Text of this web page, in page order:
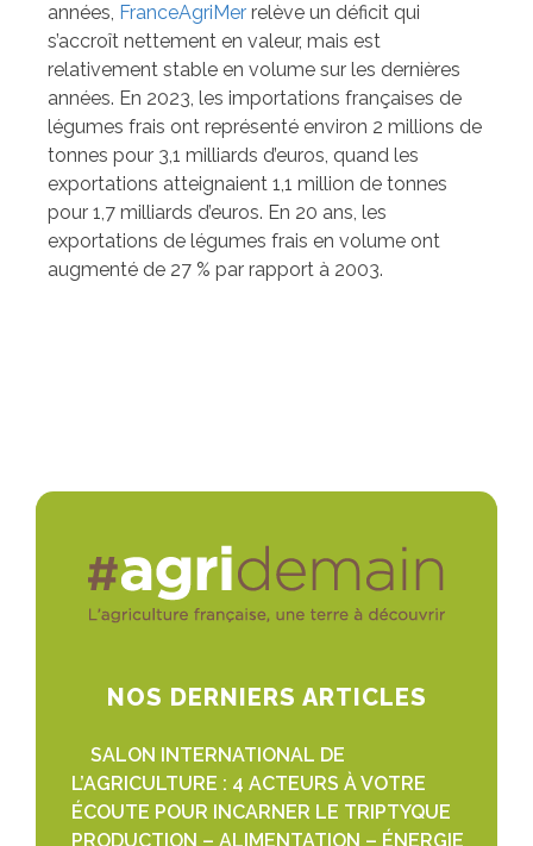
années, FranceAgriMer relève un déficit qui
s’accroît nettement en valeur, mais est
relativement stable en volume sur les dernières
années. En 2023, les importations françaises de
légumes frais ont représenté environ 2 millions de
tonnes pour 3,1 milliards d’euros, quand les
exportations atteignaient 1,1 million de tonnes
pour 1,7 milliards d’euros. En 20 ans, les
exportations de légumes frais en volume ont
augmenté de 27 % par rapport à 2003.
NOS DERNIERS ARTICLES
SALON INTERNATIONAL DE
L’AGRICULTURE : 4 ACTEURS À VOTRE
ÉCOUTE POUR INCARNER LE TRIPTYQUE
PRODUCTION – ALIMENTATION – ÉNERGIE